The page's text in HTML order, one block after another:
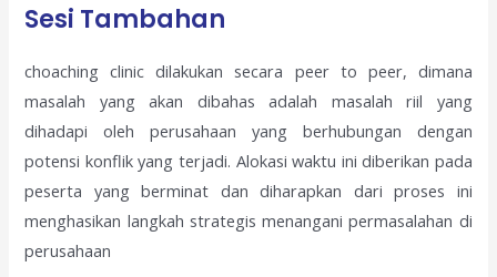
Sesi Tambahan
choaching clinic dilakukan secara peer to peer, dimana
masalah yang akan dibahas adalah masalah riil yang
dihadapi oleh perusahaan yang berhubungan dengan
potensi konflik yang terjadi. Alokasi waktu ini diberikan pada
peserta yang berminat dan diharapkan dari proses ini
menghasikan langkah strategis menangani permasalahan di
perusahaan